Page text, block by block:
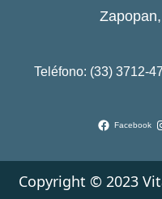
Teléfono: (33) 3712-
Facebook
Copyright © 2023